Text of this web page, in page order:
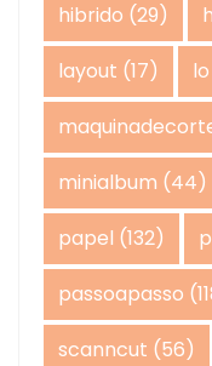
hibrido (29)
layout (17) lo
minialbum (44)
papel (132)
passoapasso
scanncut (56)